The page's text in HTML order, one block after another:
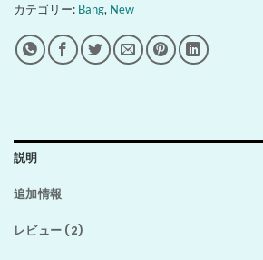
カテゴリー: Bang, New
説明
追加情報
レビュー (2)